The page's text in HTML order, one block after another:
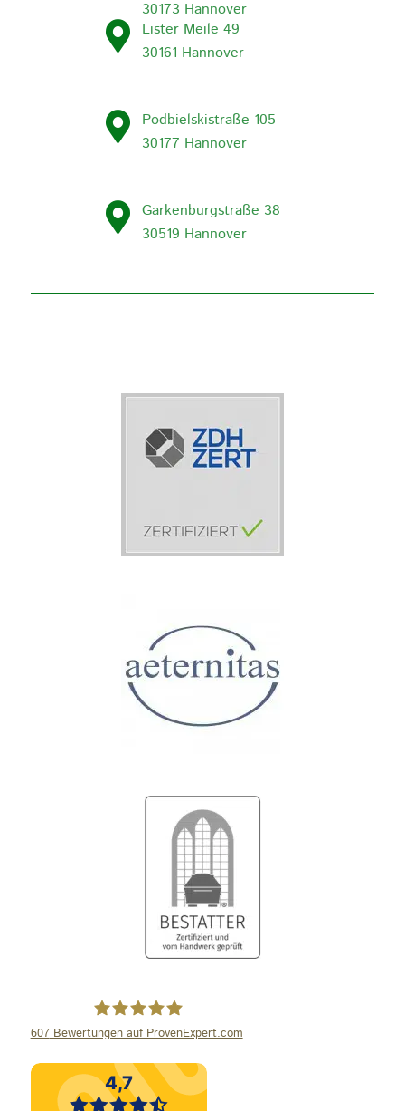
30173 Hannover
Lister Meile 49
30161 Hannover
Podbielskistraße 105
30177 Hannover
Garkenburgstraße 38
30519 Hannover
Wiese Bestattungen GmbH und Co.KG
607Bewertungen auf ProvenExpert.com